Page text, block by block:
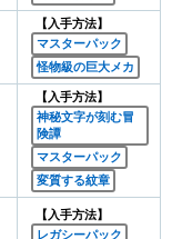
【入手方法】
マスターパック
怪物級の巨大メカ
【入手方法】
神秘文字が刻む冒
険譚
マスターパック
変質する紋章
【入手方法】
レガシーパック